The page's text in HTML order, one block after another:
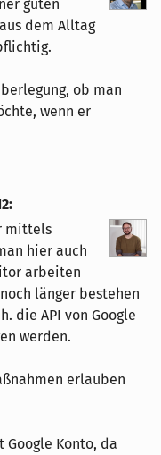
guten
dem Alltag
ob man
wenn er
:
mittels
hier auch
arbeiten
länger bestehen
die API von Google
werden.
erlauben
Google Konto, da